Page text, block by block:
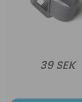
39 SEK